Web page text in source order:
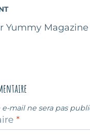
Yummy Magazine
e-mail ne sera pas
*